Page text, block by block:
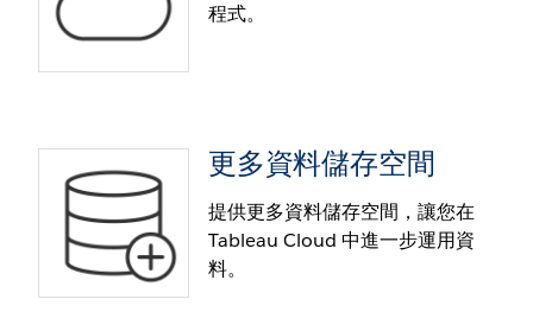
於 AWS Marketplace 提供 Tableau
Cloud
程式。
移轉 SDK
簡化並加快從 Tableau Server 移轉至 Tableau Cloud
的作業。移轉 SDK 提供所需的資訊與工具，讓您能夠
使用 C# 及/或 Python 建立自訂移轉應用程式。有了
更多資料儲存空間
提供更多資料儲存空間，讓您在
Tableau Cloud 中進一步運用資
料。